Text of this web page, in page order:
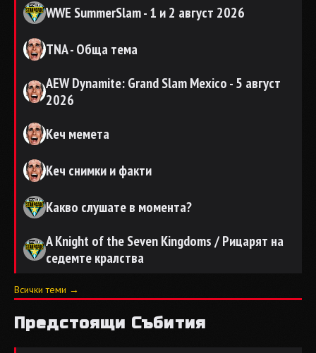
WWE SummerSlam - 1 и 2 август 2026
TNA - Обща тема
AEW Dynamite: Grand Slam Mexico - 5 август
2026
Кеч мемета
Кеч снимки и факти
Какво слушате в момента?
A Knight of the Seven Kingdoms / Рицарят на
седемте кралства
Всички теми →
Предстоящи Събития